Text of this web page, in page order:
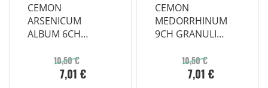
CEMON
ARSENICUM
ALBUM 6CH
MULTIDOSE
10,50 €
7,01 €
CEMON
MEDORRHINUM
9CH GRANULI
10,50 €
7,01 €